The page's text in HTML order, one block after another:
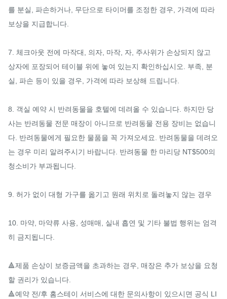
를 분실, 파손하거나, 무단으로 타이머를 조정한 경우, 가격에 따라
보상을 지급합니다.
7. 체크아웃 전에 마작대, 의자, 마작, 자, 주사위가 손상되지 않고
상자에 포장되어 테이블 위에 놓여 있는지 확인하십시오. 부족, 분
실, 파손 등이 있을 경우, 가격에 따라 보상해 드립니다.
8. 객실 예약 시 반려동물을 호텔에 데려올 수 있습니다. 하지만 당
사는 반려동물 전문 매장이 아니므로 반려동물 전용 장비는 없습니
다. 반려동물에게 필요한 물품을 꼭 가져오세요. 반려동물을 데려오
는 경우 미리 알려주시기 바랍니다. 반려동물 한 마리당 NT$500의
청소비가 부과됩니다.
9. 허가 없이 대형 가구를 옮기고 원래 위치로 돌려놓지 않는 경우
10. 마약, 마약류 사용, 성매매, 실내 흡연 및 기타 불법 행위는 엄격
히 금지됩니다.
🔺제품 손상이 보증금액을 초과하는 경우, 매장은 추가 보상을 요청
할 권리가 있습니다.
🔺예약 전/후 홈스테이 서비스에 대한 문의사항이 있으시면 공식 LI